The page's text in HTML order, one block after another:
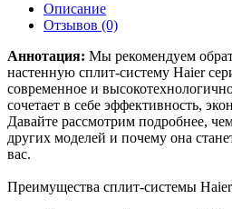
Описание
Отзывов (0)
Аннотация: Мы рекомендуем
настенную сплит-систему Haier
современное и
сочетает в себе эффективность,
Давайте рассмотрим подробнее,
других моделей и почему она
вас.
Преимущества сплит-системы